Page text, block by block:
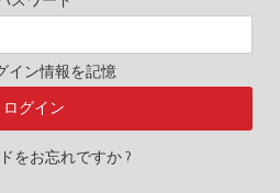
イン情報を記憶
をお忘れですか ?